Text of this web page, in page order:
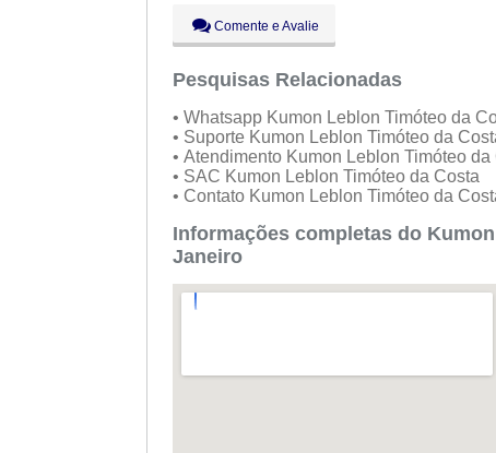
Sex:
09:00 - 18:00
Sáb:
Fechado
Dom:
Fechado
Comente e Avalie
Pesquisas Relacionadas
• Whatsapp Kumon Leblon Timóteo da
• Suporte Kumon Leblon Timóteo da
• Atendimento Kumon Leblon Timóteo da
• SAC Kumon Leblon Timóteo da Costa
• Contato Kumon Leblon Timóteo da
Informações completas do
Janeiro